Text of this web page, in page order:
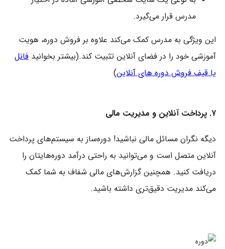
مدرس قرار می‌گیرد.
این ویژگی به مدرس کمک می‌کند علاوه بر فروش دوره، هویت
آموزشی خود را در فضای آنلاین تثبیت کند.(بیشتر بخوانید فانل
یا قیف فروش دوره های آنلاین)
۷. پرداخت آنلاین و مدیریت مالی
دیگه نگران مسائل مالی نباشید! دوره‌ساز به سیستم‌های پرداخت
آنلاین متصل است و می‌توانید به راحتی درآمد دوره‌هایتان را
دریافت کنید. همچنین گزارش‌های مالی شفاف به شما کمک
می‌کند مدیریت دقیق‌تری داشته باشید.